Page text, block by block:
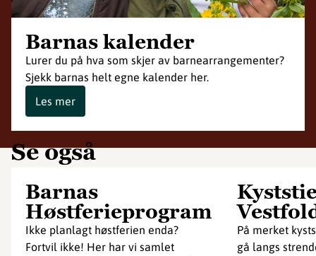
Barnas kalender
Lurer du på hva som skjer av barnearrangementer?
Sjekk barnas helt egne kalender her.
Les mer
Se også
Barnas
Høstferieprogram
Ikke planlagt høstferien enda?
Fortvil ikke! Her har vi samlet
På merket
gå langs